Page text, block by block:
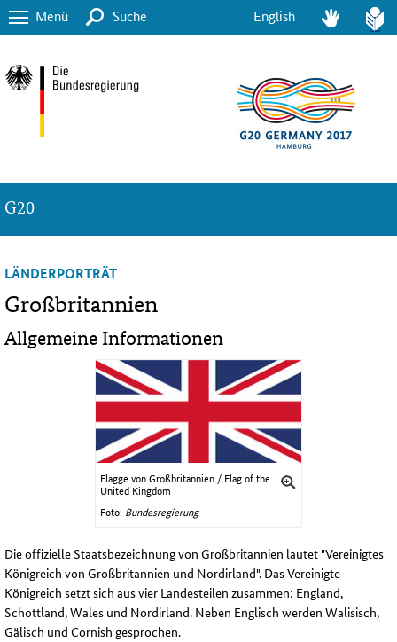
Menü Suche English
G20
LÄNDERPORTRÄT
Großbritannien
Allgemeine Informationen
Flagge von Großbritannien / Flag of the
United Kingdom
Foto: Bundesregierung
Die offizielle Staatsbezeichnung von Großbritannien lautet "Vereinigtes
Königreich von Großbritannien und Nordirland". Das Vereinigte
Königreich setzt sich aus vier Landesteilen zusammen: England,
Schottland,Wales und Nordirland. Neben Englisch werden Walisisch,
Gälisch und Cornish gesprochen.